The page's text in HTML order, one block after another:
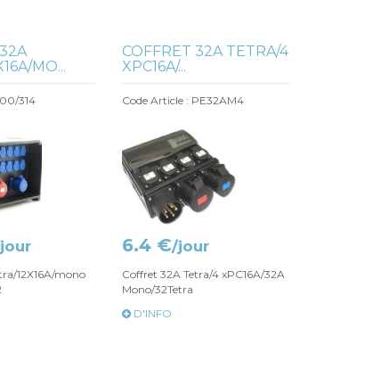
MO...
314
12X16A/mono
COFFRET 32A TETRA/4
XPC16A/...
Code Article : PE32AM4
6.4 €/jour
Coffret 32A Tetra/4 xPC16A/32A
Mono/32Tetra
D'INFO